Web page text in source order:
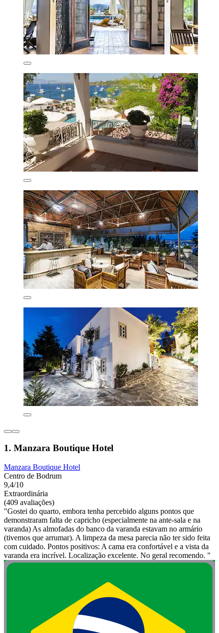
1. Manzara Boutique Hotel
Manzara Boutique Hotel
Centro de Bodrum
9,4/10
Extraordinária
(409 avaliações)
"Gostei do quarto, embora tenha percebido alguns pontos que
demonstraram falta de capricho (especialmente na ante-sala e na
varanda) As almofadas do banco da varanda estavam no armário
(tivemos que arrumar). A limpeza da mesa parecia não ter sido feita
com cuidado. Pontos positivos: A cama era confortável e a vista da
varanda era incrível. Localização excelente. No geral recomendo. "